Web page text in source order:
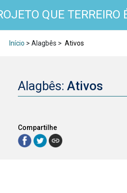
QUE TERREIRO
Início > Alagbês > Ativos
Alagbês:Ativos
Compartilhe